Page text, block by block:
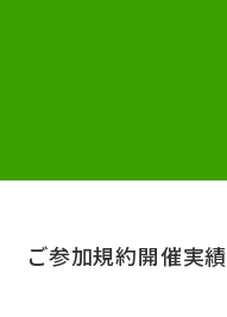
ご参加規約開催実績